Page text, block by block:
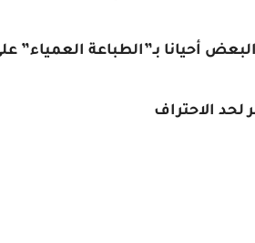
أحيانا بـ”الطباعة العمياء”
لحد الاحتراف